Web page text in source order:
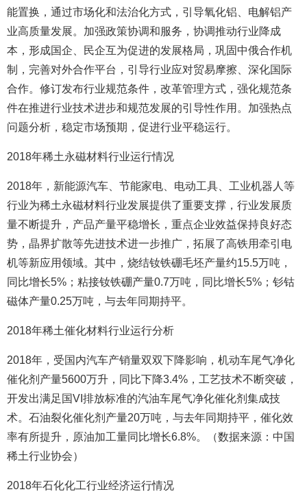
能置换，通过市场化和法治化方式，引导氧化铝、电解铝产
业高质量发展。加强政策协调和服务，协调推动行业降成
本，形成国企、民企互为促进的发展格局，巩固中俄合作机
制，完善对外合作平台，引导行业应对贸易摩擦、深化国际
合作。修订发布行业规范条件，改革管理方式，强化规范条
件在推进行业技术进步和规范发展的引导性作用。加强热点
问题分析，稳定市场预期，促进行业平稳运行。
2018年稀土永磁材料行业运行情况
2018年，新能源汽车、节能家电、电动工具、工业机器人等
行业为稀土永磁材料行业发展提供了重要支撑，行业发展质
量不断提升，产品产量平稳增长，重点企业效益保持良好态
势，晶界扩散等先进技术进一步推广，拓展了高铁用牵引电
机等新应用领域。其中，烧结钕铁硼毛坯产量约15.5万吨，
同比增长5%；粘接钕铁硼产量0.7万吨，同比增长5%；钐钴
磁体产量0.25万吨，与去年同期持平。
2018年稀土催化材料行业运行分析
2018年，受国内汽车产销量双双下降影响，机动车尾气净化
催化剂产量5600万升，同比下降3.4%，工艺技术不断突破，
开发出满足国VI排放标准的汽油车尾气净化催化剂集成技
术。石油裂化催化剂产量20万吨，与去年同期持平，催化效
率有所提升，原油加工量同比增长6.8%。（数据来源：中国
稀土行业协会）
2018年石化化工行业经济运行情况